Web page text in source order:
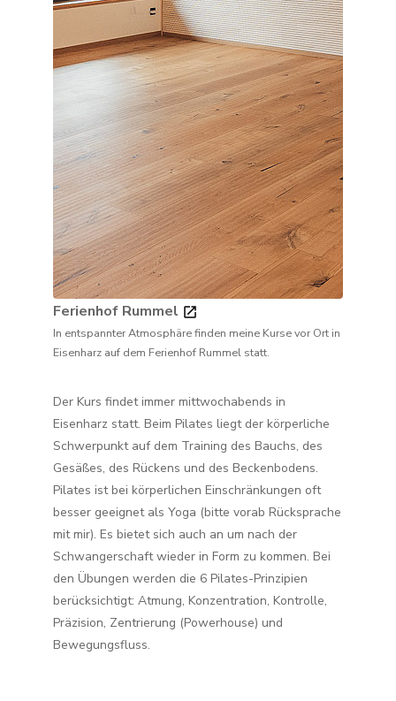
Ferienhof Rummel
In entspannter Atmosphäre finden meine Kurse vor Ort in
Eisenharz auf dem Ferienhof Rummel statt.
Der Kurs findet immer mittwochabends in
Eisenharz statt. Beim Pilates liegt der körperliche
Schwerpunkt auf dem Training des Bauchs, des
Gesäßes, des Rückens und des Beckenbodens.
Pilates ist bei körperlichen Einschränkungen oft
besser geeignet als Yoga (bitte vorab Rücksprache
mit mir). Es bietet sich auch an um nach der
Schwangerschaft wieder in Form zu kommen. Bei
den Übungen werden die 6 Pilates-Prinzipien
berücksichtigt: Atmung, Konzentration, Kontrolle,
Präzision, Zentrierung (Powerhouse) und
Bewegungsfluss.